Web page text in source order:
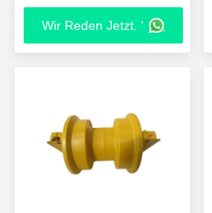
D32 tauchen gemalt auf
Wir Reden Jetzt. '